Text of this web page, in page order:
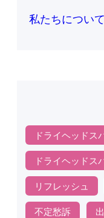
私たちについて
ドライヘッドス
ドライヘッドス
リフレッシュ
不定愁訴